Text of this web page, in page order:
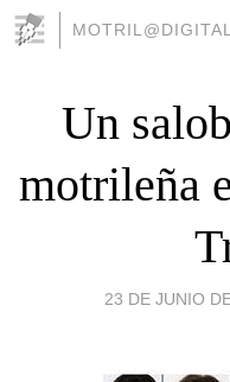
MOTRIL@DIGITAL
Un
motrileña
23 DE JUNIO